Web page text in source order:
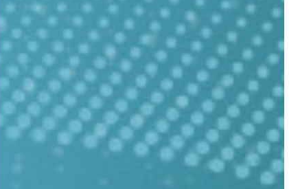
שווה קריאה
המשרות שלנו
דברו איתנו